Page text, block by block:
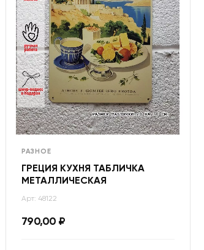
РАЗНОЕ
ГРЕЦИЯ КУХНЯ ТАБЛИЧКА
МЕТАЛЛИЧЕСКАЯ
Арт: 48122
790,00 ₽